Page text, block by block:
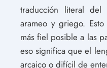
traducción literal
arameo y griego.
más fiel posible a las
eso significa que el
arcaico o difícil de